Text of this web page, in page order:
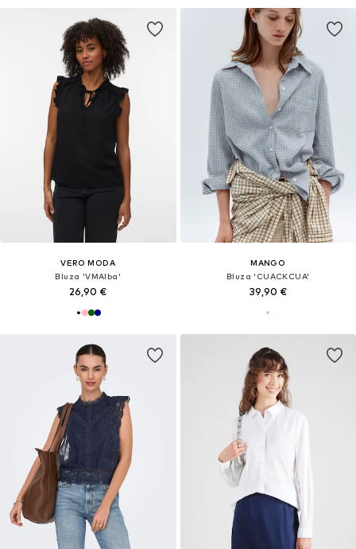
VERO MODA
Bluza 'VMAlba'
26,90 €
MANGO
Bluza 'CUACKCUA'
39,90 €